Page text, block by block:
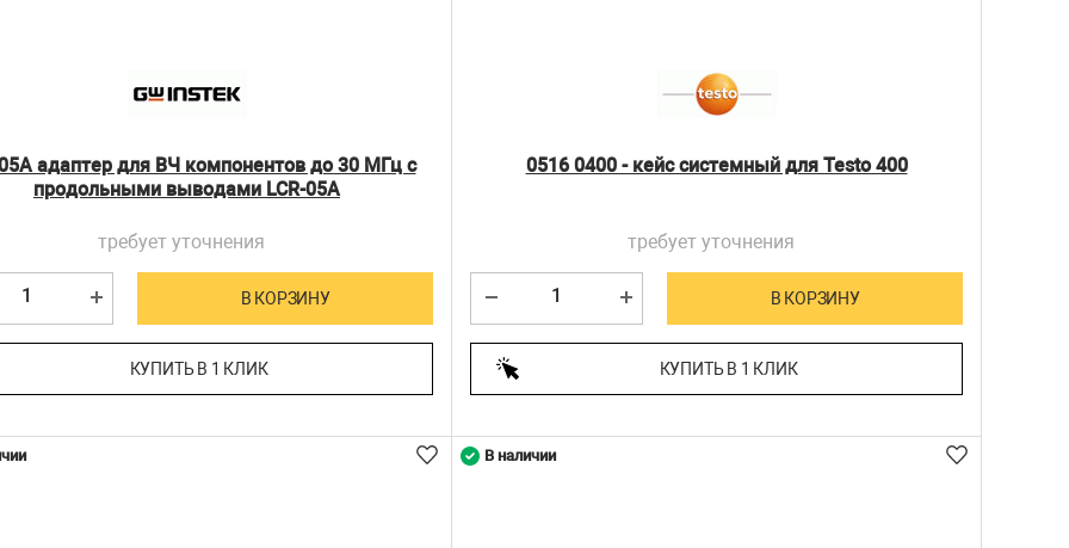
05A адаптер для ВЧ компонентов до 30 МГц с
продольными выводами LCR-05А
требует уточнения
В КОРЗИНУ
КУПИТЬ В 1 КЛИК
0516 0400 - кейс системный для Testo 400
требует уточнения
В КОРЗИНУ
КУПИТЬ В 1 КЛИК
В наличии